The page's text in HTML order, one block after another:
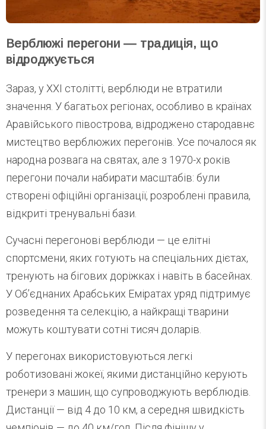
Верблюжі перегони — традиція, що
відроджується
Зараз, у XXI столітті, верблюди не втратили
значення. У багатьох регіонах, особливо в країнах
Аравійського півострова, відроджено стародавнє
мистецтво верблюжих перегонів. Усе почалося як
народна розвага на святах, але з 1970-х років
перегони почали набирати масштабів: були
створені офіційні організації, розроблені правила,
відкриті тренувальні бази.
Сучасні перегонові верблюди — це елітні
спортсмени, яких готують на спеціальних дієтах,
тренують на бігових доріжках і навіть в басейнах.
У Об’єднаних Арабських Еміратах уряд підтримує
розведення та селекцію, а найкращі тварини
можуть коштувати сотні тисяч доларів.
У перегонах використовуються легкі
роботизовані жокеї, якими дистанційно керують
тренери з машин, що супроводжують верблюдів.
Дистанції — від 4 до 10 км, а середня швидкість